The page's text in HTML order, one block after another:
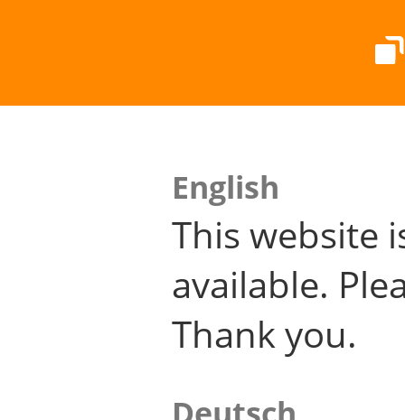
English
This website
available.
Thank you.